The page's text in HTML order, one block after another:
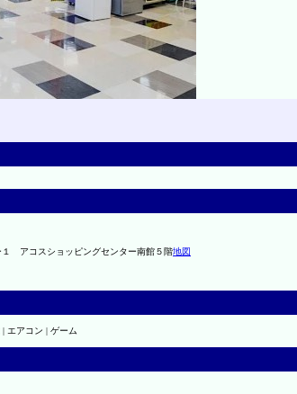
アコスショッピングセンター南館５階地図
エアコン | ゲーム